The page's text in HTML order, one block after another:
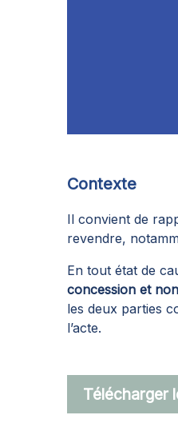
Contexte
Il convient de
revendre,
En tout état de
concession et
les deux parties
l’acte.
Télécharger